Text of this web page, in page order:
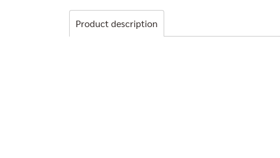
Product description